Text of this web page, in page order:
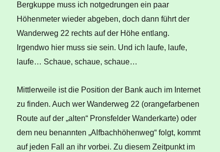
Bergkuppe muss ich notgedrungen ein paar
Höhenmeter wieder abgeben, doch dann führt der
Wanderweg 22 rechts auf der Höhe entlang.
Irgendwo hier muss sie sein. Und ich laufe, laufe,
laufe… Schaue, schaue, schaue…
Mittlerweile ist die Position der Bank auch im Internet
zu finden. Auch wer Wanderweg 22 (orangefarbenen
Route auf der „alten“ Pronsfelder Wanderkarte) oder
dem neu benannten „Alfbachhöhenweg“ folgt, kommt
auf jeden Fall an ihr vorbei. Zu diesem Zeitpunkt im